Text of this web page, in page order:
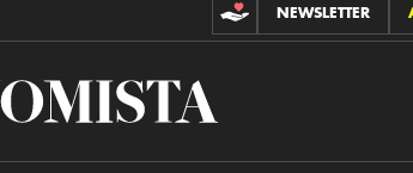
CONTRIBUCIONES
NEWSLETTER